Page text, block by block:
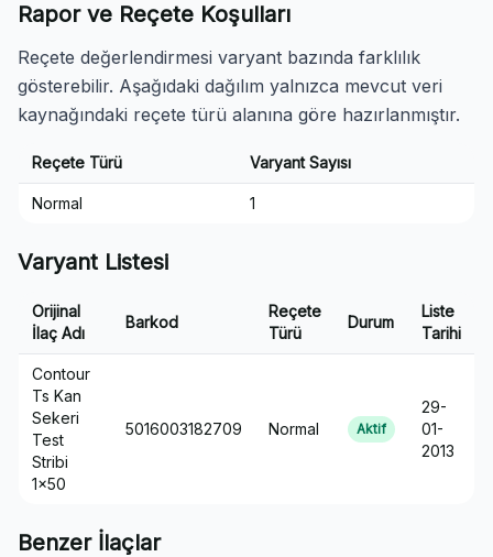
Rapor ve Reçete Koşulları
Reçete değerlendirmesi varyant bazında farklılık
gösterebilir. Aşağıdaki dağılım yalnızca mevcut veri
kaynağındaki reçete türü alanına göre hazırlanmıştır.
Reçete Türü Varyant Sayısı
Normal 1
Varyant Listesi
Orijinal
İlaç Adı
Barkod
Reçete
Türü
Durum
Liste
Tarihi
Contour
Ts Kan
Sekeri
Test
Stribi
1×50
5016003182709 Normal Aktif
29-
01-
2013
Benzer İlaçlar